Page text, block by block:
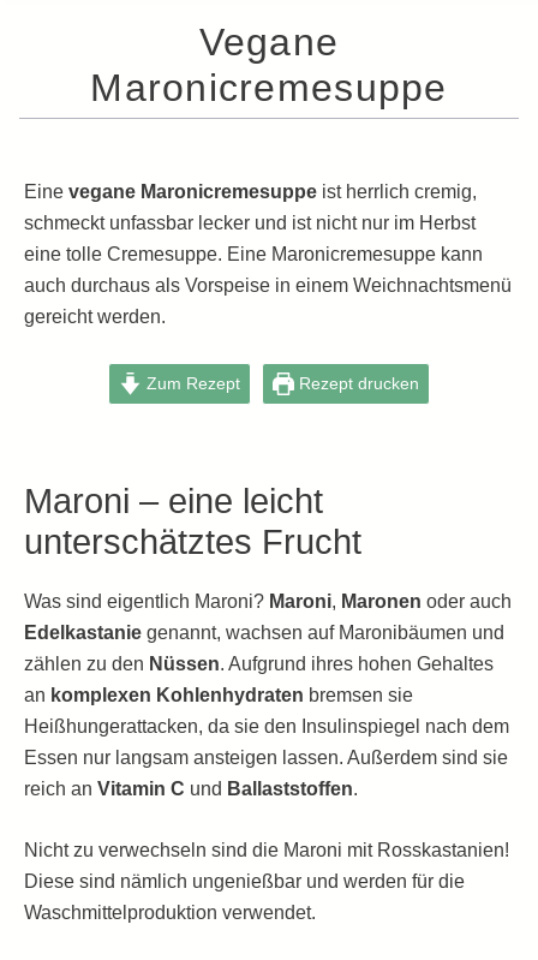
Vegane
Maronicremesuppe
Eine vegane Maronicremesuppe ist herrlich cremig,
schmeckt unfassbar lecker und ist nicht nur im Herbst
eine tolle Cremesuppe. Eine Maronicremesuppe kann
auch durchaus als Vorspeise in einem Weichnachtsmenü
gereicht werden.
Zum Rezept Rezept drucken
Maroni – eine leicht
unterschätztes Frucht
Was sind eigentlich Maroni? Maroni, Maronen oder auch
Edelkastanie genannt, wachsen auf Maronibäumen und
zählen zu den Nüssen. Aufgrund ihres hohen Gehaltes
an komplexen Kohlenhydraten bremsen sie
Heißhungerattacken, da sie den Insulinspiegel nach dem
Essen nur langsam ansteigen lassen. Außerdem sind sie
reich an Vitamin C und Ballaststoffen.
Nicht zu verwechseln sind die Maroni mit Rosskastanien!
Diese sind nämlich ungenießbar und werden für die
Waschmittelproduktion verwendet.